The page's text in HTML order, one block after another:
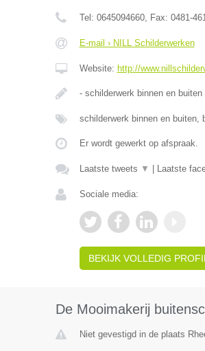
Tel: 0645094660, Fax: 0481-
E-mail › NILL Schilderwerken
Website: http://
- schilderwerk binnen en buiten
schilderwerk binnen en buiten,
Er wordt gewerkt op afspraak.
Laatste tweets ▼ Laatste
Sociale media:
BEKIJK VOLLEDIG
De Mooimakerij
Niet gevestigd in de plaats